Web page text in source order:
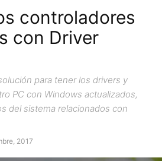
controladores
con Driver
para tener los drivers y
PC con Windows actualizados,
del sistema relacionados con
2017